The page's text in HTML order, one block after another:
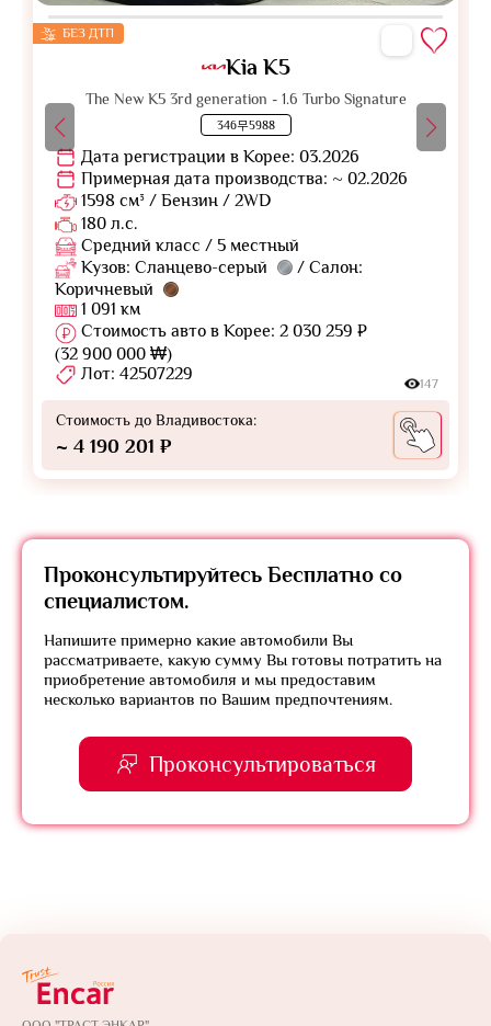
БЕЗ ДТП
Kia K5
The New K5 3rd generation - 1.6 Turbo Signature
346무5988
Дата регистрации в Корее: 03.2026
Примерная дата производства: ~ 02.2026
1598 см³ / Бензин / 2WD
180 л.с.
Средний класс / 5 местный
Кузов: Сланцево-серый
/ Салон:
Коричневый
1 091 км
Стоимость авто в Корее: 2 030 259 ₽
(32 900 000 ₩)
Лот: 42507229
147
Стоимость до Владивостока:
~ 4 190 201 ₽
Проконсультируйтесь Бесплатно со
специалистом.
Напишите примерно какие автомобили Вы
рассматриваете, какую сумму Вы готовы потратить на
приобретение автомобиля и мы предоставим
несколько вариантов по Вашим предпочтениям.
Проконсультироваться